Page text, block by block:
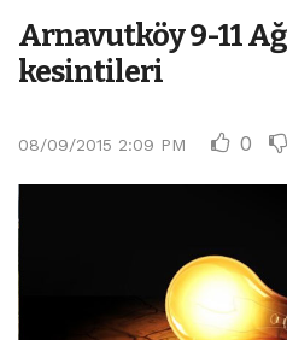
Arnavutköy 9-11
kesintileri
08/09/2015 2:09 PM 0